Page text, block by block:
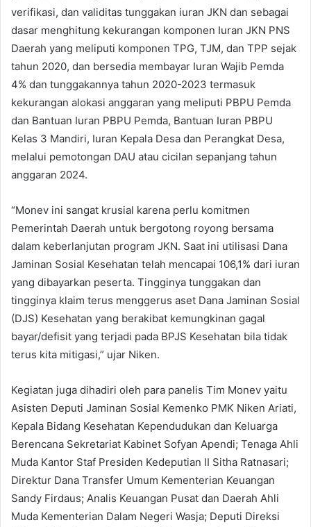
verifikasi, dan validitas tunggakan iuran JKN dan sebagai
dasar menghitung kekurangan komponen Iuran JKN PNS
Daerah yang meliputi komponen TPG, TJM, dan TPP sejak
tahun 2020, dan bersedia membayar Iuran Wajib Pemda
4% dan tunggakannya tahun 2020-2023 termasuk
kekurangan alokasi anggaran yang meliputi PBPU Pemda
dan Bantuan Iuran PBPU Pemda, Bantuan Iuran PBPU
Kelas 3 Mandiri, Iuran Kepala Desa dan Perangkat Desa,
melalui pemotongan DAU atau cicilan sepanjang tahun
anggaran 2024.
“Monev ini sangat krusial karena perlu komitmen
Pemerintah Daerah untuk bergotong royong bersama
dalam keberlanjutan program JKN. Saat ini utilisasi Dana
Jaminan Sosial Kesehatan telah mencapai 106,1% dari iuran
yang dibayarkan peserta. Tingginya tunggakan dan
tingginya klaim terus menggerus aset Dana Jaminan Sosial
(DJS) Kesehatan yang berakibat kemungkinan gagal
bayar/defisit yang terjadi pada BPJS Kesehatan bila tidak
terus kita mitigasi,” ujar Niken.
Kegiatan juga dihadiri oleh para panelis Tim Monev yaitu
Asisten Deputi Jaminan Sosial Kemenko PMK Niken Ariati,
Kepala Bidang Kesehatan Kependudukan dan Keluarga
Berencana Sekretariat Kabinet Sofyan Apendi; Tenaga Ahli
Muda Kantor Staf Presiden Kedeputian II Sitha Ratnasari;
Direktur Dana Transfer Umum Kementerian Keuangan
Sandy Firdaus; Analis Keuangan Pusat dan Daerah Ahli
Muda Kementerian Dalam Negeri Wasja; Deputi Direksi